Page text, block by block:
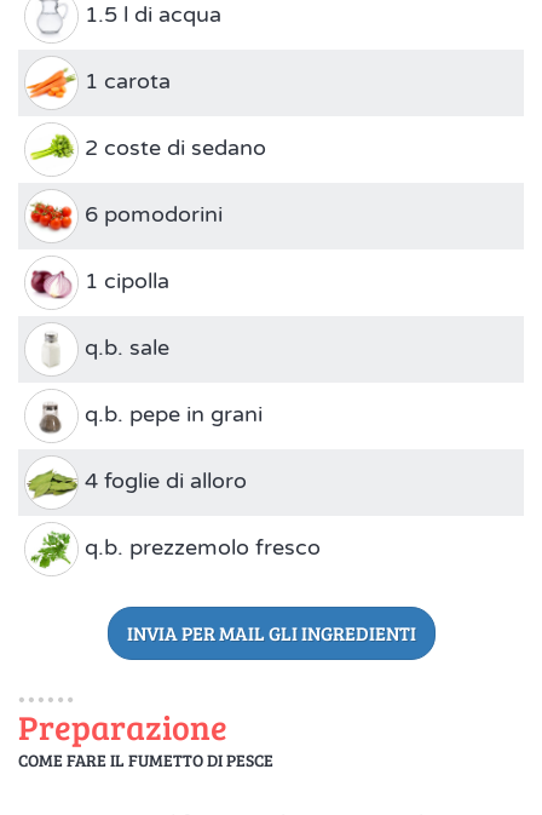
1.5 l di acqua
1 carota
2 coste di sedano
6 pomodorini
1 cipolla
q.b. sale
q.b. pepe in grani
4 foglie di alloro
q.b. prezzemolo fresco
INVIA PER MAIL GLI INGREDIENTI
Preparazione
COME FARE IL FUMETTO DI PESCE